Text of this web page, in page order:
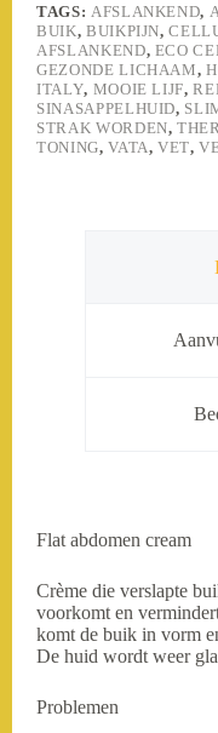
TAGS: AFSLANKEND,
BUIK, BUIKPIJN,
AFSLANKEND, ECO
GEZONDE LICHAAM,
ITALY, MOOIE LIJF,
SINASAPPELHUID,
STRAK WORDEN,
TONING,VATA,VET,
Flat abdomen cream
Crème die verslapte
voorkomt en
komt de buik in vorm
De huid wordt weer
Problemen